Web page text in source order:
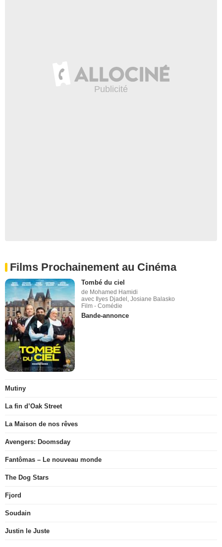
Films Prochainement au Cinéma
Tombé du ciel
de Mohamed Hamidi
avec Ilyes Djadel, Josiane Balasko
Film - Comédie
Bande-annonce
Mutiny
La fin d’Oak Street
La Maison de nos rêves
Avengers: Doomsday
Fantômas – Le nouveau monde
The Dog Stars
Fjord
Soudain
Justin le Juste